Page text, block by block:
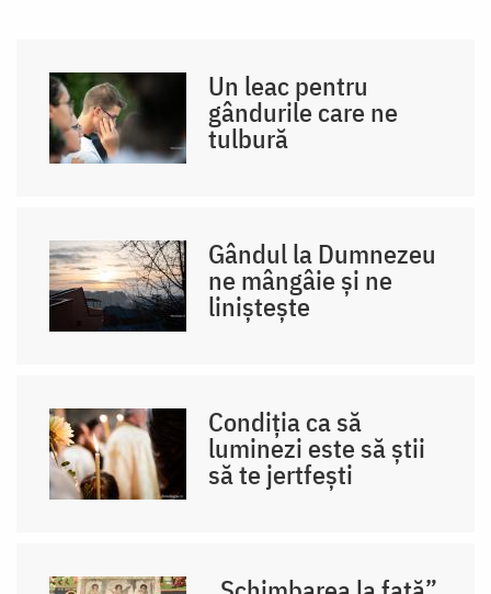
Un leac pentru
gândurile care ne
tulbură
Gândul la Dumnezeu
ne mângâie și ne
liniștește
Condiția ca să
luminezi este să știi
să te jertfești